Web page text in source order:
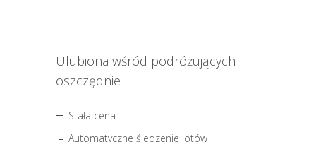
Ulubiona wśród podróżujących
oszczędnie
Stała cena
Automatyczne śledzenie lotów